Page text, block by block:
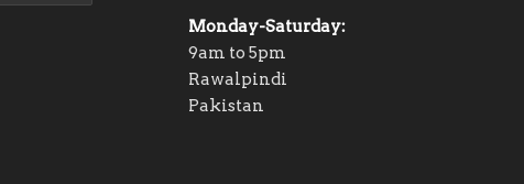
Monday-Saturday:
9am to 5pm
Rawalpindi
Pakistan